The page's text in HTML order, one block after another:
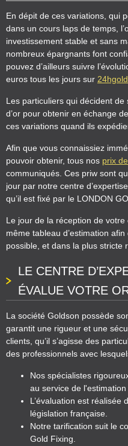
En dépit de ces variations, qui
dans un cours laps de temps,
investissement stable et sans
nombreux épargnants font
pouvez d’ailleurs suivre
euros tous les jours sur
Les particuliers qui décident
d’or pour obtenir en échange
ces variations quand ils
Afin que vous connaissiez
pouvoir obtenir, tous nos prix
communiqués. Ces priw sont
jour par notre centre
qu’il est fixé par le LONDON
Le jour de la réception de
même tableau d’estimation
possible, et dans la plus stricte
LE CENTRE
ÉVALUE VOTRE
La société Goldson possède
garantit une rigueur et une
clients, qu’il s’agisse des
des professionnels avec
Nos spécialistes
au service de l'estimation
L’évaluation est réalisée
législation française.
Notre tarification suit le
Gold Fixing.